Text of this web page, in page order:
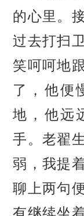
的心里。
过去打扫
笑呵呵地
了，他便
地，他远
手。老翟
弱，我提
聊上两句
有继续坐